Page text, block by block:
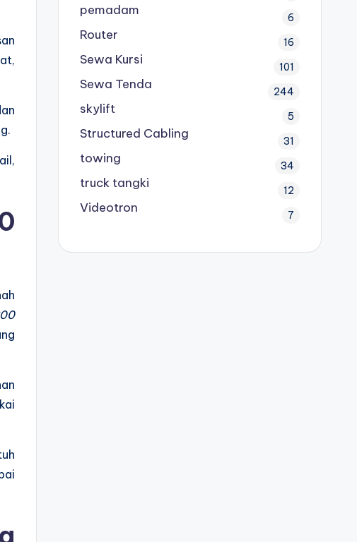
pemadam 6
Router 16
Sewa Kursi 101
Sewa Tenda 244
skylift 5
Structured Cabling 31
towing 34
truck tangki 12
Videotron 7